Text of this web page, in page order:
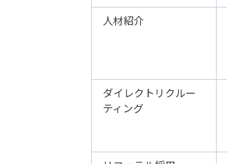
人材紹介
ダイレクトリクルー
ティング